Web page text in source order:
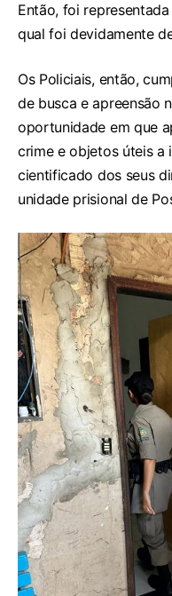
Então, foi
qual foi devidamente
Os Policiais, então,
de busca e apreensão
oportunidade em que
crime e objetos úteis a
cientificado dos seus
unidade prisional de